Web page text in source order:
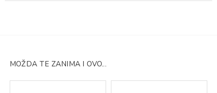
MOŽDA TE ZANIMA I OVO...